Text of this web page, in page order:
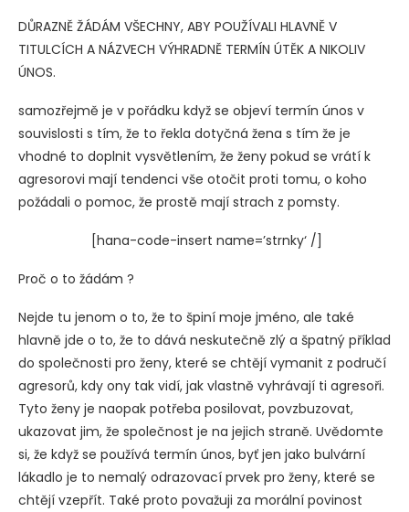
DŮRAZNĚ ŽÁDÁM VŠECHNY, ABY POUŽÍVALI HLAVNĚ V
TITULCÍCH A NÁZVECH VÝHRADNĚ TERMÍN ÚTĚK A NIKOLIV
ÚNOS.
samozřejmě je v pořádku když se objeví termín únos v
souvislosti s tím, že to řekla dotyčná žena s tím že je
vhodné to doplnit vysvětlením, že ženy pokud se vrátí k
agresorovi mají tendenci vše otočit proti tomu, o koho
požádali o pomoc, že prostě mají strach z pomsty.
[hana-code-insert name=’strnky‘ /]
Proč o to žádám ?
Nejde tu jenom o to, že to špiní moje jméno, ale také
hlavně jde o to, že to dává neskutečně zlý a špatný příklad
do společnosti pro ženy, které se chtějí vymanit z područí
agresorů, kdy ony tak vidí, jak vlastně vyhrávají ti agresoři.
Tyto ženy je naopak potřeba posilovat, povzbuzovat,
ukazovat jim, že společnost je na jejich straně. Uvědomte
si, že když se používá termín únos, byť jen jako bulvární
lákadlo je to nemalý odrazovací prvek pro ženy, které se
chtějí vzepřít. Také proto považuji za morální povinost